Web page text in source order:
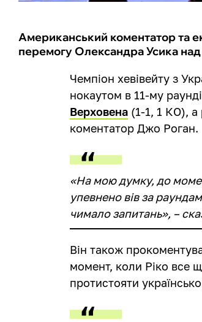
Американський коментатор та
перемогу Олександра Усика
Чемпіон хевівейту з
нокаутом в 11-му раунді
Верховена (1-1, 1 КО), а
коментатор Джо Роган.
«На мою думку, до
упевнено вів за
чимало запитань», –
Він також
момент, коли Ріко все
протистояти